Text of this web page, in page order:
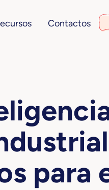
Contactos
para